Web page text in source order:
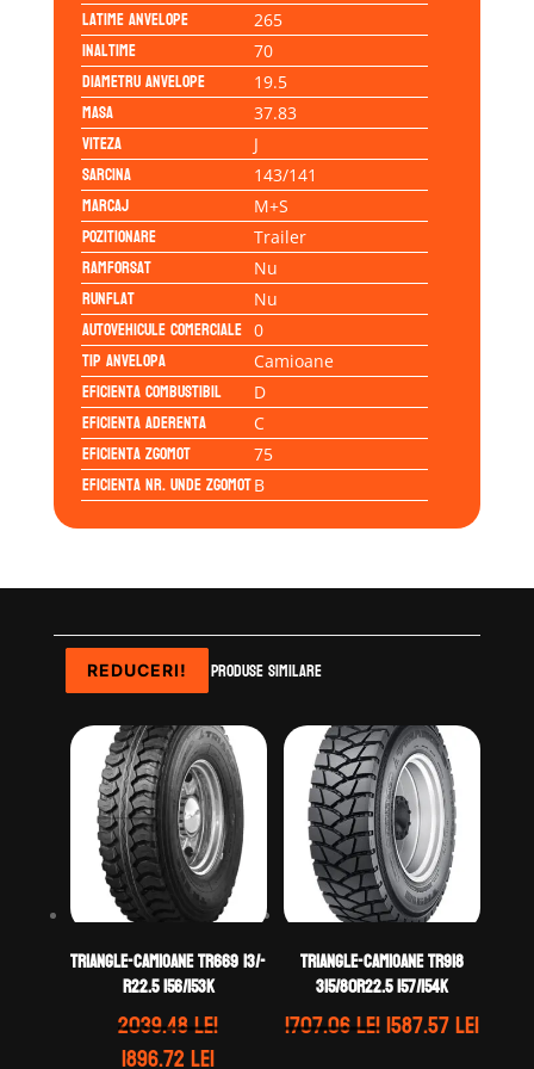
Latime anvelope 265
Inaltime 70
Diametru anvelope 19.5
Masa 37.83
Viteza J
Sarcina 143/141
Marcaj M+S
Pozitionare Trailer
Ramforsat Nu
Runflat Nu
Autovehicule comerciale 0
Tip anvelopa Camioane
Eficienta Combustibil D
Eficienta Aderenta C
Eficienta Zgomot 75
Eficienta Nr. Unde ZgomotB
Produse similare
REDUCERI!
TRIANGLE-CAMIOANE TR669 13/-
R22.5 156/153K
2039.48lei
Prețul
1896.72leiPrețul
REDUCERI!
TRIANGLE-CAMIOANE TR918
315/80R22.5 157/154K
1707.06leiPrețul
1587.57lei
REDUCERI!
REDUCERI!